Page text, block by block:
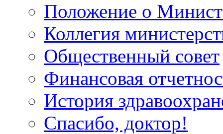
Положение о
Коллегия
Общественный совет
Финансовая
История
Спасибо, доктор!